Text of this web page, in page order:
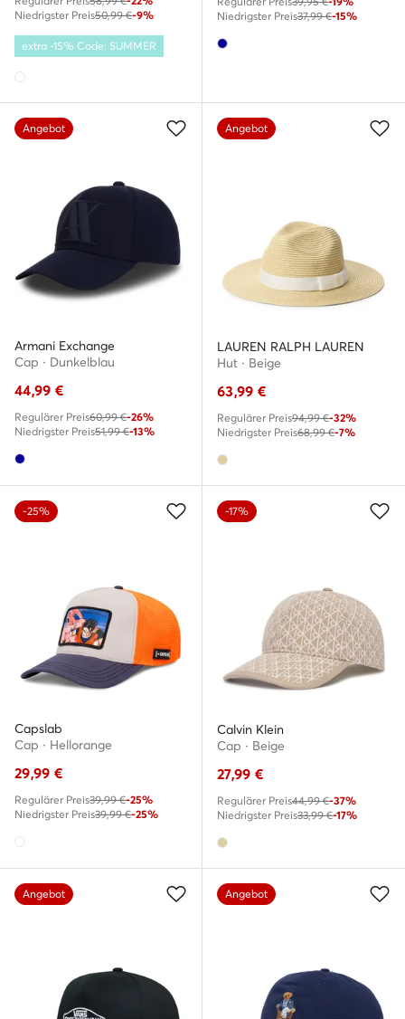
Niedrigster Preis50,99 €-9%
extra -15% Code: SUMMER
Niedrigster Preis37,99 €-15%
Angebot
Armani Exchange
Cap · Dunkelblau
44,99 €
Regulärer Preis60,99 €-26%
Niedrigster Preis51,99 €-13%
Angebot
LAUREN RALPH LAUREN
Hut · Beige
63,99 €
Regulärer Preis94,99 €-32%
Niedrigster Preis68,99 €-7%
-25%
Capslab
Cap · Hellorange
29,99 €
Regulärer Preis39,99 €-25%
Niedrigster Preis39,99 €-25%
-17%
Calvin Klein
Cap · Beige
27,99 €
Regulärer Preis44,99 €-37%
Niedrigster Preis33,99 €-17%
Angebot Angebot